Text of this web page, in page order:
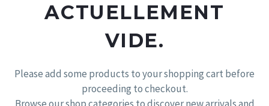
ACTUELLEMENT
VIDE.
Please add some products to your shopping cart before
proceeding to checkout.